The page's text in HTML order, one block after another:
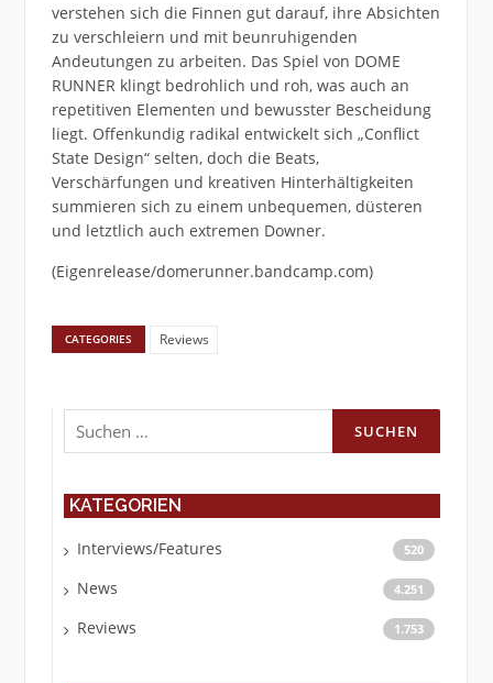
verstehen sich die Finnen gut darauf, ihre Absichten
zu verschleiern und mit beunruhigenden
Andeutungen zu arbeiten. Das Spiel von DOME
RUNNER klingt bedrohlich und roh, was auch an
repetitiven Elementen und bewusster Bescheidung
liegt. Offenkundig radikal entwickelt sich „Conflict
State Design“ selten, doch die Beats,
Verschärfungen und kreativen Hinterhältigkeiten
summieren sich zu einem unbequemen, düsteren
und letztlich auch extremen Downer.
(Eigenrelease/domerunner.bandcamp.com)
CATEGORIES Reviews
Suchen
nach:
KATEGORIEN
Interviews/Features 520
News 4.251
Reviews 1.753